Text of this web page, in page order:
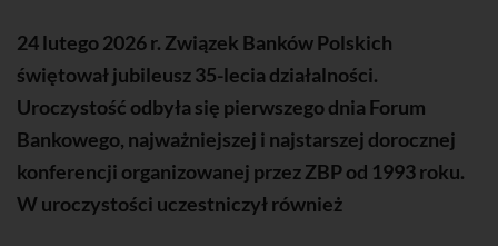
24 lutego 2026 r. Związek Banków Polskich
świętował jubileusz 35-lecia działalności.
Uroczystość odbyła się pierwszego dnia Forum
Bankowego, najważniejszej i najstarszej dorocznej
konferencji organizowanej przez ZBP od 1993 roku.
W uroczystości uczestniczył również